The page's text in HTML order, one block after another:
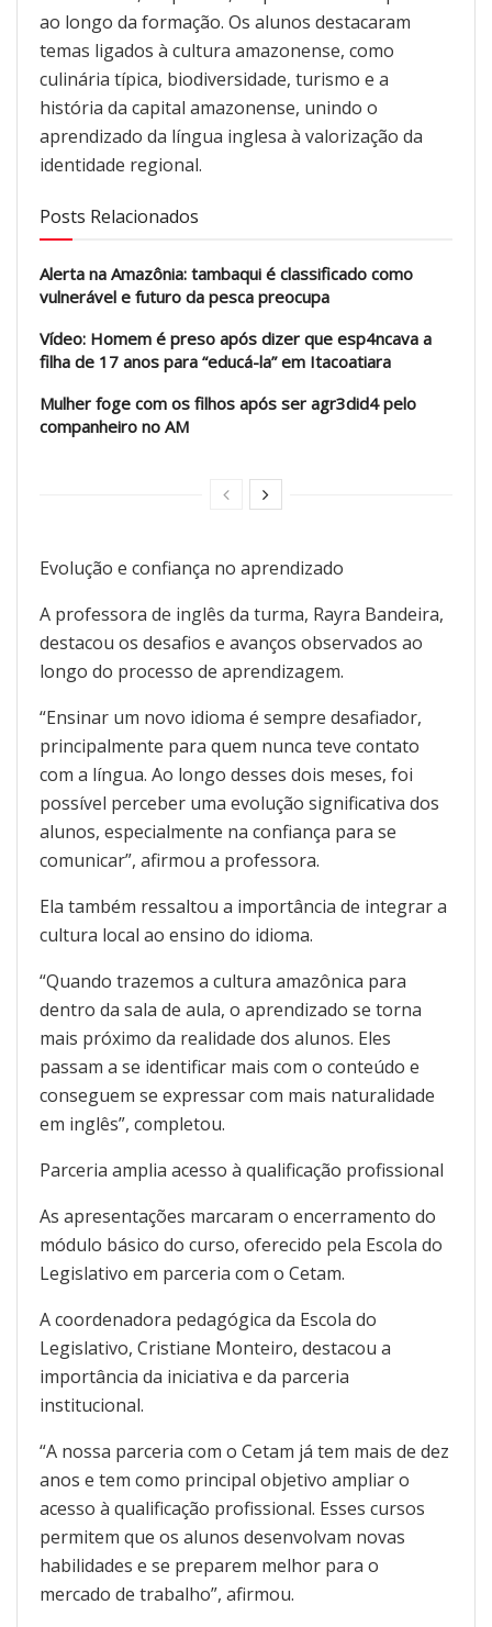
ao longo da formação. Os alunos destacaram
temas ligados à cultura amazonense, como
culinária típica, biodiversidade, turismo e a
história da capital amazonense, unindo o
aprendizado da língua inglesa à valorização da
identidade regional.
Posts Relacionados
Alerta na Amazônia: tambaqui é classificado como
vulnerável e futuro da pesca preocupa
Vídeo: Homem é preso após dizer que esp4ncava a
filha de 17 anos para “educá-la” em Itacoatiara
Mulher foge com os filhos após ser agr3did4 pelo
companheiro no AM
Evolução e confiança no aprendizado
A professora de inglês da turma, Rayra Bandeira,
destacou os desafios e avanços observados ao
longo do processo de aprendizagem.
“Ensinar um novo idioma é sempre desafiador,
principalmente para quem nunca teve contato
com a língua. Ao longo desses dois meses, foi
possível perceber uma evolução significativa dos
alunos, especialmente na confiança para se
comunicar”, afirmou a professora.
Ela também ressaltou a importância de integrar a
cultura local ao ensino do idioma.
“Quando trazemos a cultura amazônica para
dentro da sala de aula, o aprendizado se torna
mais próximo da realidade dos alunos. Eles
passam a se identificar mais com o conteúdo e
conseguem se expressar com mais naturalidade
em inglês”, completou.
Parceria amplia acesso à qualificação profissional
As apresentações marcaram o encerramento do
módulo básico do curso, oferecido pela Escola do
Legislativo em parceria com o Cetam.
A coordenadora pedagógica da Escola do
Legislativo, Cristiane Monteiro, destacou a
importância da iniciativa e da parceria
institucional.
“A nossa parceria com o Cetam já tem mais de dez
anos e tem como principal objetivo ampliar o
acesso à qualificação profissional. Esses cursos
permitem que os alunos desenvolvam novas
habilidades e se preparem melhor para o
mercado de trabalho”, afirmou.